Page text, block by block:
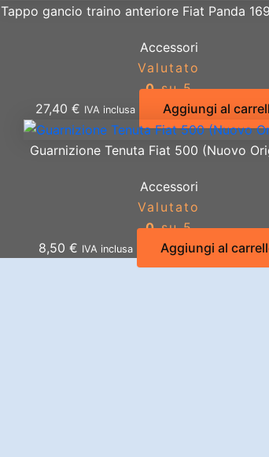
Tappo gancio traino anteriore Fiat Panda
Accessori
Valutato
0su 5
27,40€ IVA inclusa Aggiungi al
Guarnizione Tenuta Fiat 500 (Nuovo
Accessori
Valutato
0su 5
8,50 € IVA inclusa Aggiungi al